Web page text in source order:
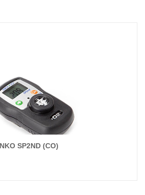
Chi tiết
SP2ND (CO)